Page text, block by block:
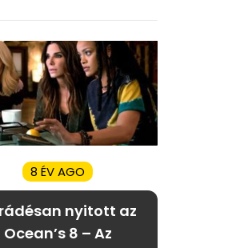
8 ÉV AGO
nyitott az
Ocean’s 8 – Az